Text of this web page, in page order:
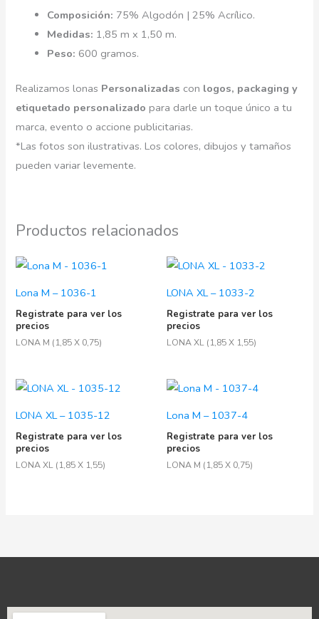
Composición: 75% Algodón | 25% Acrílico.
Medidas: 1,85 m x 1,50 m.
Peso: 600 gramos.
Realizamos lonas Personalizadas con logos, packaging y
etiquetado personalizado para darle un toque único a tu
marca, evento o accione publicitarias.
*Las fotos son ilustrativas. Los colores, dibujos y tamaños
pueden variar levemente.
Productos relacionados
Lona M – 1036-1
Registrate para ver los
precios
LONA M (1,85 X 0,75)
LONA XL – 1033-2
Registrate para ver los
precios
LONA XL (1,85 X 1,55)
LONA XL – 1035-12
Registrate para ver los
precios
LONA XL (1,85 X 1,55)
Lona M – 1037-4
Registrate para ver los
precios
LONA M (1,85 X 0,75)